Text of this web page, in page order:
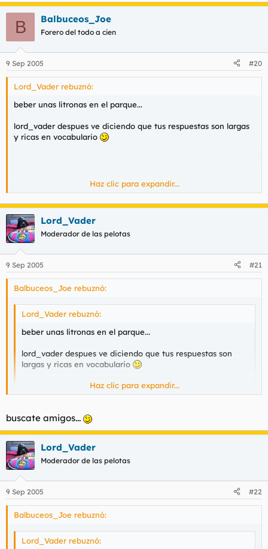
B Balbuceos_Joe
Forero del todo a cien
9 Sep 2005 #20
Lord_Vader rebuznó:
beber unas litronas en el parque...
lord_vader despues ve diciendo que tus respuestas son largas
y ricas en vocabulario
Haz clic para expandir...
Lord_Vader
Moderador de las pelotas
9 Sep 2005 #21
Balbuceos_Joe rebuznó:
Lord_Vader rebuznó:
beber unas litronas en el parque...
lord_vader despues ve diciendo que tus respuestas son
largas y ricas en vocabulario
Haz clic para expandir...
buscate amigos...
Lord_Vader
Moderador de las pelotas
9 Sep 2005 #22
Balbuceos_Joe rebuznó:
Lord_Vader rebuznó: